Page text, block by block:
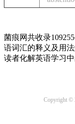
菌痕网共收录
语词汇的释义及用
读者化解英语学习中
Copyright ©